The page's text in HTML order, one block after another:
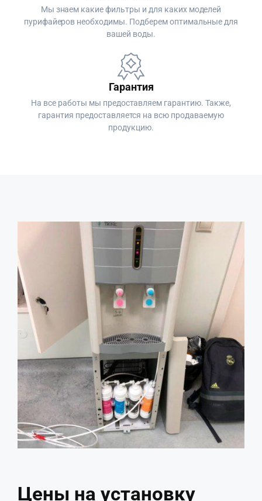
Мы знаем какие фильтры и для каких моделей
пурифайеров необходимы. Подберем оптимальные для
вашей воды.
Гарантия
На все работы мы предоставляем гарантию. Также,
гарантия предоставляется на всю продаваемую
продукцию.
Цены на установку